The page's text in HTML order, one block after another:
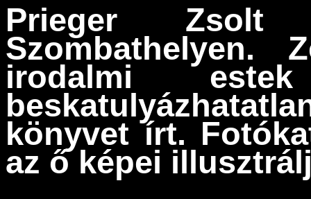
Prieger Zsolt
Szombathelyen.
irodalmi
könyvet írt.
az ő képei